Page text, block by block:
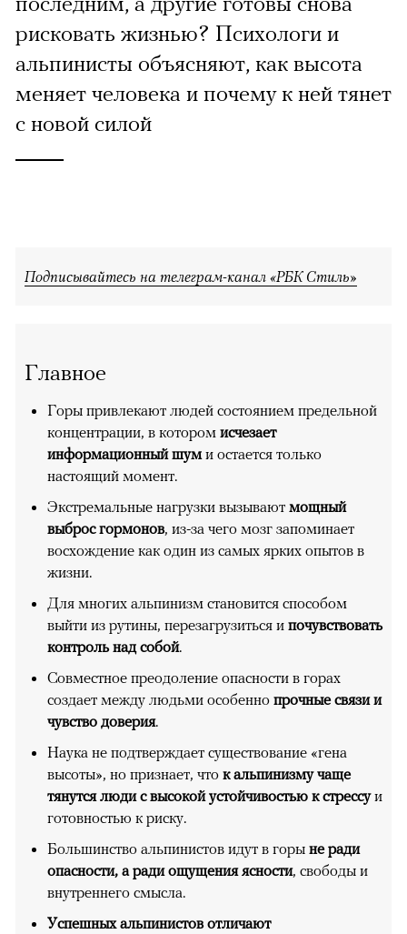
рисковать жизнью? Психологи и
альпинисты объясняют, как высота
меняет человека и почему к ней тянет
с новой силой
Подписывайтесь на телеграм-канал «РБК Стиль»
Главное
Горы привлекают людей состоянием предельной
концентрации, в котором исчезает
информационный шум и остается только
настоящий момент.
Экстремальные нагрузки вызывают мощный
выброс гормонов, из-за чего мозг запоминает
восхождение как один из самых ярких опытов в
жизни.
Для многих альпинизм становится способом
выйти из рутины, перезагрузиться и почувствовать
контроль над собой.
Совместное преодоление опасности в горах
создает между людьми особенно прочные связи и
чувство доверия.
Наука не подтверждает существование «гена
высоты», но признает, что к альпинизму чаще
тянутся люди с высокой устойчивостью к стрессуи
готовностью к риску.
Большинство альпинистов идут в горы не ради
опасности, а ради ощущения ясности, свободы и
внутреннего смысла.
Успешных альпинистов отличают